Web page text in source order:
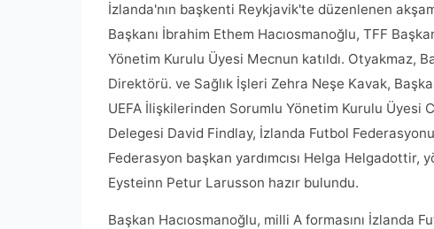
İzlanda'nın başkenti Reykjavik'te düzenlenen
Başkanı İbrahim Ethem Hacıosmanoğlu, TFF
Yönetim Kurulu Üyesi Mecnun katıldı. Otyakmaz,
Direktörü. ve Sağlık İşleri Zehra Neşe Kavak,
UEFA İlişkilerinden Sorumlu Yönetim Kurulu Üyesi
Delegesi David Findlay, İzlanda Futbol
Federasyon başkan yardımcısı Helga
Eysteinn Petur Larusson hazır bulundu.
Başkan Hacıosmanoğlu, milli A formasını İzlanda